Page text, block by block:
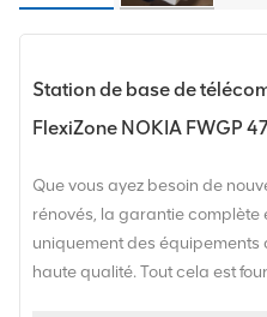
Station de base de
FlexiZone NOKIA FWGP
Que vous ayez besoin de
rénovés, la garantie complète
uniquement des équipements
haute qualité. Tout cela est